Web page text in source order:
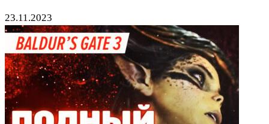
23.11.2023